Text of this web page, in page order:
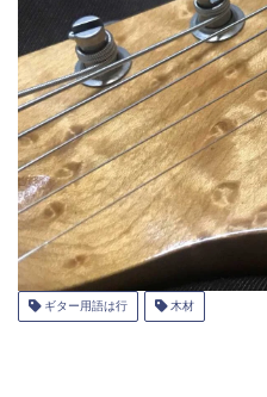
ギター用語は行 木材